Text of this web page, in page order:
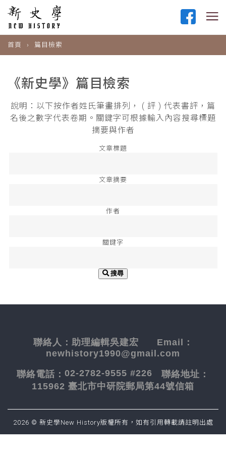
首頁 篇目檢索
《新史學》篇目檢索
說明：以下按作者姓氏筆畫排列， ( 評 ) 代表書評，篇
名後之數字代表卷期。關鍵字可根據輸入內容搜尋標題
摘要與作者
文章標題
文章摘要
作者
關鍵字
搜尋
聯絡人： 助理編輯吳建宏 Email：
newhistory1990@gmail.com
聯絡電話： 02-2782-9555 #226 聯絡地址：
115962 臺北市中研院郵局第44號信箱
2026 © 新史學New History版權所有，如有引用轉載請註明出處